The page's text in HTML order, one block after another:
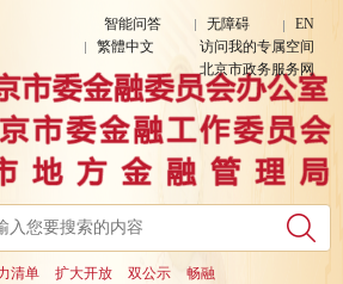
智能问答 无障碍
EN
繁體中文
访问我的专属空间
北京市政务服务网
清单 扩大开放 双公示 畅融